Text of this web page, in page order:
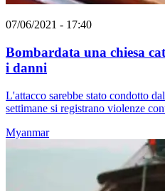
07/06/2021 - 17:40
Bombardata una chiesa
i danni
L'attacco sarebbe stato condotto
settimane si registrano violenze
Myanmar